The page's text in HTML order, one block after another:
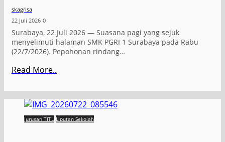
skagrisa
22 Juli 2026 0
Surabaya, 22 Juli 2026 — Suasana pagi yang sejuk
menyelimuti halaman SMK PGRI 1 Surabaya pada Rabu
(22/7/2026). Pepohonan rindang…
Read More..
Jurusan TITL Liputan Sekolah